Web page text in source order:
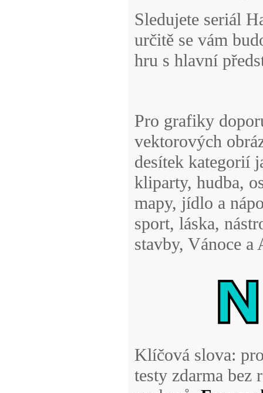
Sledujete seriál
určitě se vám
hru s hlavní
Pro grafiky
vektorových
desítek kategorií
kliparty, hudba,
mapy, jídlo a
sport, láska,
stavby, Vánoce
Klíčová slova:
testy zdarma bez